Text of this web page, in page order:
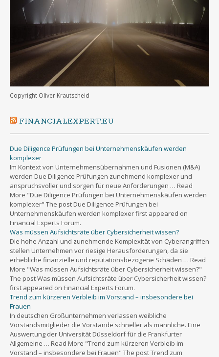
Copyright Oliver Krautscheid
FINANCIALEXPERT.EU
Due Diligence Prüfungen bei Unternehmenskäufen werden
komplexer
Im Kontext von Unternehmensübernahmen und Fusionen (M&A)
werden Due Diligence Prüfungen zunehmend komplexer und
anspruchsvoller und sorgen für neue Anforderungen … Read
More "Due Diligence Prüfungen bei Unternehmenskäufen werden
komplexer" The post Due Diligence Prüfungen bei
Unternehmenskäufen werden komplexer first appeared on
Financial Experts Forum.
Was müssen Aufsichtsräte über Cybersicherheit wissen?
Die hohe Anzahl und zunehmende Komplexität von Cyberangriffen
stellen Unternehmen vor riesige Herausforderungen, da sie
erhebliche finanzielle und reputationsbezogene Schäden … Read
More "Was müssen Aufsichtsräte über Cybersicherheit wissen?"
The post Was müssen Aufsichtsräte über Cybersicherheit wissen?
first appeared on Financial Experts Forum.
Trend zum kürzeren Verbleib im Vorstand – insbesondere bei
Frauen
In deutschen Großunternehmen verlassen weibliche
Vorstandsmitglieder die Vorstände schneller als männliche. Eine
Auswertung der Universität Düsseldorf für die Frankfurter
Allgemeine … Read More "Trend zum kürzeren Verbleib im
Vorstand – insbesondere bei Frauen" The post Trend zum